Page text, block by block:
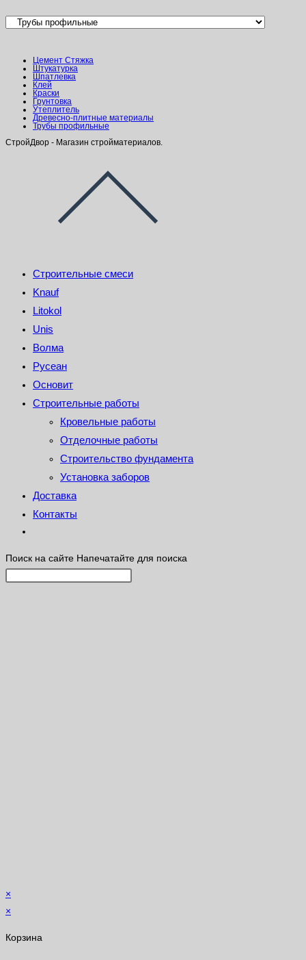
Цемент Стяжка
Штукатурка
Шпатлевка
Клей
Краски
Грунтовка
Утеплитель
Древесно-плитные материалы
Трубы профильные
СтройДвор - Магазин стройматериалов.
Строительные смеси
Knauf
Litokol
Unis
Волма
Русеан
Основит
Строительные работы
Кровельные работы
Отделочные работы
Строительство фундамента
Установка заборов
Доставка
Контакты
Поиск на сайте Напечатайте для поиска
×
×
Корзина